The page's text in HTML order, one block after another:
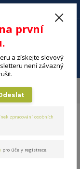
Menu
první
a získejte slevový
není závazný
zpracování osobních
pro účely registrace.